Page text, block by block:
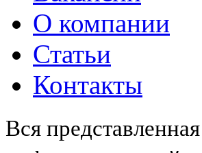
О компании
Статьи
Контакты
Вся